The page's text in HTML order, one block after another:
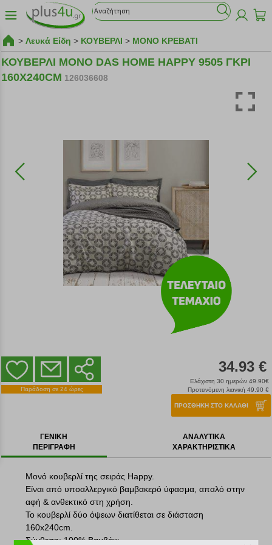
> Λευκά Είδη > ΚΟΥΒΕΡΛΙ > ΜΟΝΟ ΚΡΕΒΑΤΙ
ΚΟΥΒΕΡΛΙ ΜΟΝΟ DAS HOME HAPPY 9505 ΓΚΡΙ
160Χ240CM 126036608
Παράδοση σε 24 ώρες
34.93 €
Ελάχιστη 30 ημερών 49.90€
Προτεινόμενη λιανική 49.90 €
ΠΡΟΣΘΗΚΗ ΣΤΟ ΚΑΛΑΘΙ
ΓΕΝΙΚΗ
ΠΕΡΙΓΡΑΦΗ
ΑΝΑΛΥΤΙΚΑ
ΧΑΡΑΚΤΗΡΙΣΤΙΚΑ
Μονό κουβερλί της σειράς Happy.
Είναι από υποαλλεργικό βαμβακερό ύφασμα, απαλό στην
αφή & ανθεκτικό στη χρήση.
Το κουβερλί δύο όψεων διατίθεται σε διάσταση
160x240cm.
Σύνθεση: 100% Βαμβάκι.